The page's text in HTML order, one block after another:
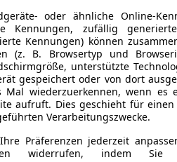
oder ähnliche Online-
Kennungen, zufällig
Kennungen) können
(z. B. Browsertyp und
unterstützte
gespeichert oder von dort
Mal wiederzuerkennen, wenn es
aufruft. Dies geschieht für
Verarbeitungszwecke.
Präferenzen jederzeit
widerrufen, indem